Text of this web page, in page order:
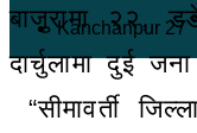
Kanchanpur 27
बाजुरामा २२,
दार्चुलामा दुई
“सीमावर्ती